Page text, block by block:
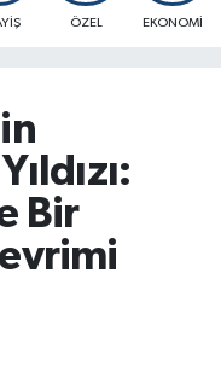
ÖZEL EKONOMİ
Bir